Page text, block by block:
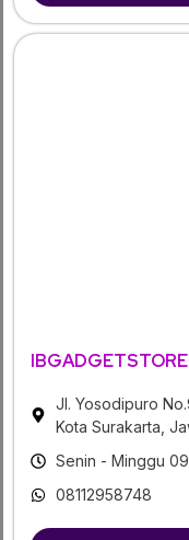
Jl. Yosodipuro
Kota Surakarta,
Senin - Minggu
08112958748